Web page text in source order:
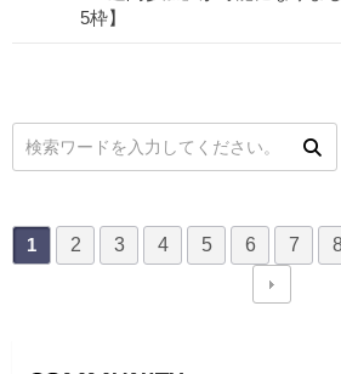
5枠】
1 2 3 4 5 6 7